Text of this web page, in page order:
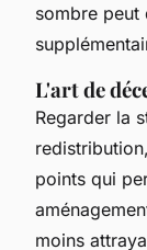
sombre peut
L'art de
Regarder la
points qui
moins